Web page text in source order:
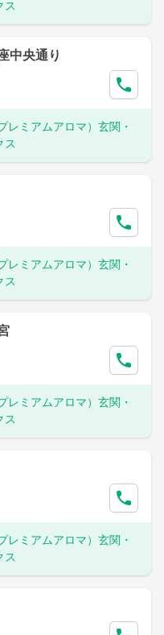
ス
中央通り
レミアムアロマ）玄関・
ス
レミアムアロマ）玄関・
ス
レミアムアロマ）玄関・
ス
レミアムアロマ）玄関・
ス